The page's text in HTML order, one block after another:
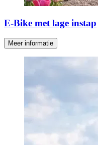
E-Bike met lage instap
Meer informatie